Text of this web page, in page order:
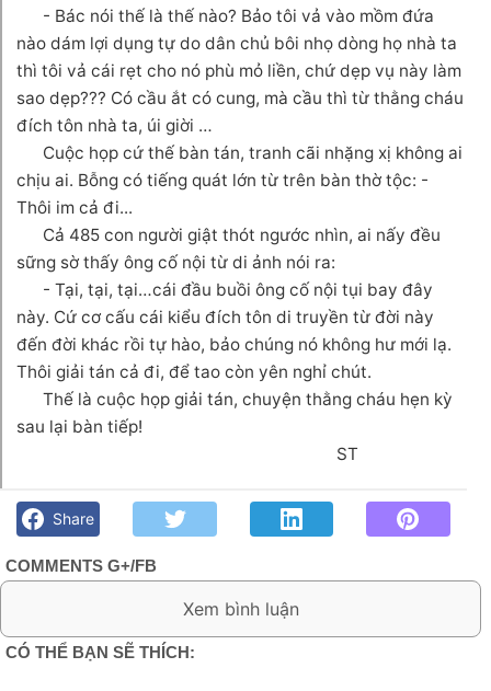
- Bác nói thế là thế nào? Bảo tôi vả vào mồm đứa
nào dám lợi dụng tự do dân chủ bôi nhọ dòng họ nhà ta
thì tôi vả cái rẹt cho nó phù mỏ liền, chứ dẹp vụ này làm
sao dẹp??? Có cầu ắt có cung, mà cầu thì từ thằng cháu
đích tôn nhà ta, úi giời …
Cuộc họp cứ thế bàn tán, tranh cãi nhặng xị không ai
chịu ai. Bỗng có tiếng quát lớn từ trên bàn thờ tộc: -
Thôi im cả đi...
Cả 485 con người giật thót ngước nhìn, ai nấy đều
sững sờ thấy ông cố nội từ di ảnh nói ra:
- Tại, tại, tại…cái đầu buồi ông cố nội tụi bay đây
này. Cứ cơ cấu cái kiểu đích tôn di truyền từ đời này
đến đời khác rồi tự hào, bảo chúng nó không hư mới lạ.
Thôi giải tán cả đi, để tao còn yên nghỉ chút.
Thế là cuộc họp giải tán, chuyện thằng cháu hẹn kỳ
sau lại bàn tiếp!
ST
bạn bè. Chút gì để nhớ!
Share
COMMENTS G+/FB
0 Comment:
CÓ THỂ BẠN SẼ THÍCH: